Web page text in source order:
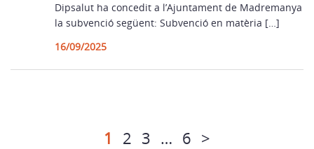
Dipsalut ha concedit a l’Ajuntament de Madremanya
la subvenció següent: Subvenció en matèria […]
16/09/2025
1 2 3 … 6 >